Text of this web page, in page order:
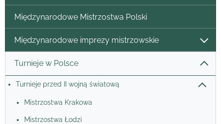
Międzynarodowe Mistrzostwa Polski
Międzynarodowe imprezy mistrzowskie
Turnieje w Polsce
Turnieje przed II wojną światową
Mistrzostwa Krakowa
Mistrzostwa Łodzi